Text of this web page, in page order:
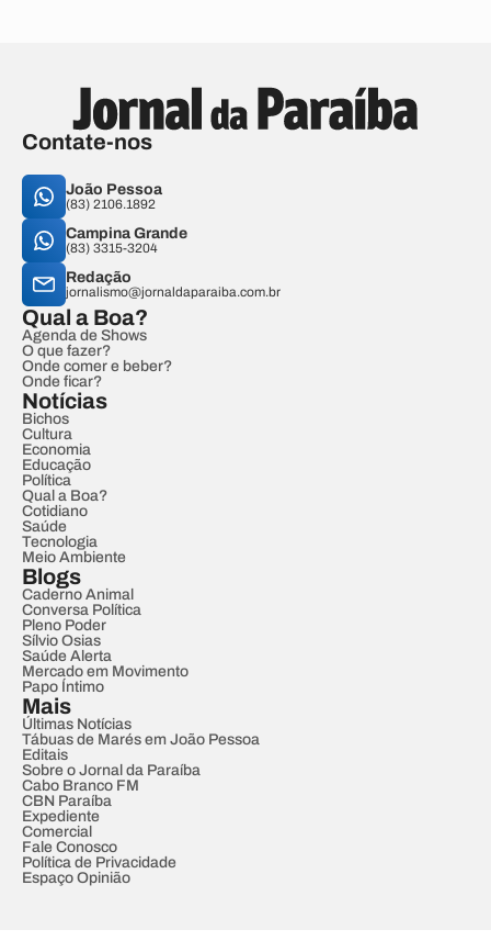
Contate-nos
João Pessoa
(83) 2106.1892
Campina Grande
(83) 3315-3204
Redação
jornalismo@jornaldaparaiba.com.br
Qual a Boa?
Agenda de Shows
O que fazer?
Onde comer e beber?
Onde ficar?
Notícias
Bichos
Cultura
Economia
Educação
Política
Qual a Boa?
Cotidiano
Saúde
Tecnologia
Meio Ambiente
Blogs
Caderno Animal
Conversa Política
Pleno Poder
Sílvio Osias
Saúde Alerta
Mercado em Movimento
Papo Íntimo
Mais
Últimas Notícias
Tábuas de Marés em João Pessoa
Editais
Sobre o Jornal da Paraíba
Cabo Branco FM
CBN Paraíba
Expediente
Comercial
Fale Conosco
Política de Privacidade
Espaço Opinião